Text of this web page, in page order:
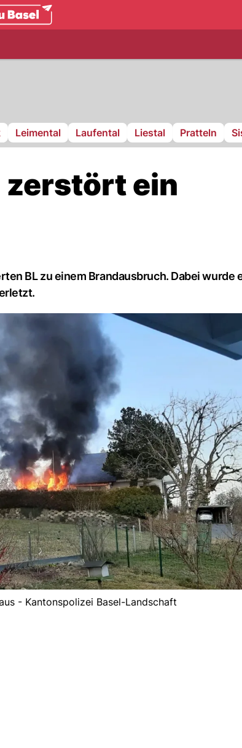
Leimental Laufental Liestal Pratteln
zerstört ein
BL zu einem Brandausbruch. Dabei wurde
- Kantonspolizei Basel-Landschaft